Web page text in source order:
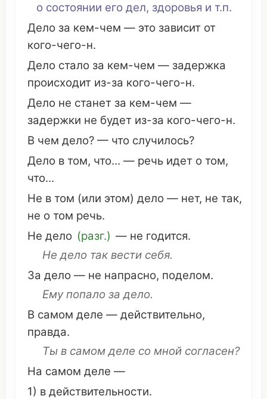
о состоянии его дел, здоровья и т.п.
Дело за кем-чем — это зависит от
кого-чего-н.
Дело стало за кем-чем — задержка
происходит из-за кого-чего-н.
Дело не станет за кем-чем —
задержки не будет из-за кого-чего-н.
В чем дело? — что случилось?
Дело в том, что... — речь идет о том,
что...
Не в том (или этом) дело — нет, не так,
не о том речь.
Не дело (разг.) — не годится.
Не дело так вести себя.
За дело — не напрасно, поделом.
Емупопало за дело.
В самом деле — действительно,
правда.
Ты в самомделе со мной согласен?
На самом деле —
1) в действительности.